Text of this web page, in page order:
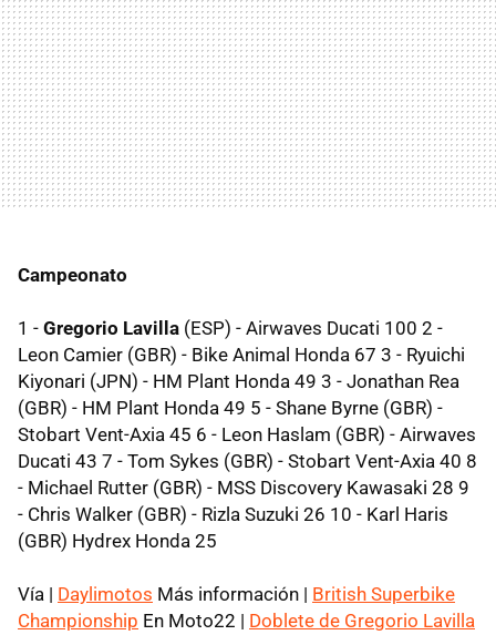
Campeonato
1 - Gregorio Lavilla (ESP) - Airwaves Ducati 100 2 -
Leon Camier (GBR) - Bike Animal Honda 67 3 - Ryuichi
Kiyonari (JPN) - HM Plant Honda 49 3 - Jonathan Rea
(GBR) - HM Plant Honda 49 5 - Shane Byrne (GBR) -
Stobart Vent-Axia 45 6 - Leon Haslam (GBR) - Airwaves
Ducati 43 7 - Tom Sykes (GBR) - Stobart Vent-Axia 40 8
- Michael Rutter (GBR) - MSS Discovery Kawasaki 28 9
- Chris Walker (GBR) - Rizla Suzuki 26 10 - Karl Haris
(GBR) Hydrex Honda 25
Vía | Daylimotos Más información | British Superbike
Championship En Moto22 | Doblete de Gregorio Lavilla